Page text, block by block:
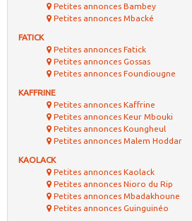
Petites annonces Bambey
Petites annonces Mbacké
FATICK
Petites annonces Fatick
Petites annonces Gossas
Petites annonces Foundiougne
KAFFRINE
Petites annonces Kaffrine
Petites annonces Keur Mbouki
Petites annonces Koungheul
Petites annonces Malem Hoddar
KAOLACK
Petites annonces Kaolack
Petites annonces Nioro du Rip
Petites annonces Mbadakhoune
Petites annonces Guinguinéo